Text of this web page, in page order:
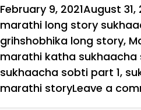
Posted
on
February 9, 2021August 31,
marathi long story
grihshobhika long story,
marathi katha sukhaacha
sukhaacha sobti part 1,
marathi storyLeave a